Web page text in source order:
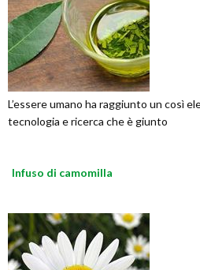
L’essere umano ha raggiunto un così
tecnologia e ricerca che è giunto
Infuso di camomilla